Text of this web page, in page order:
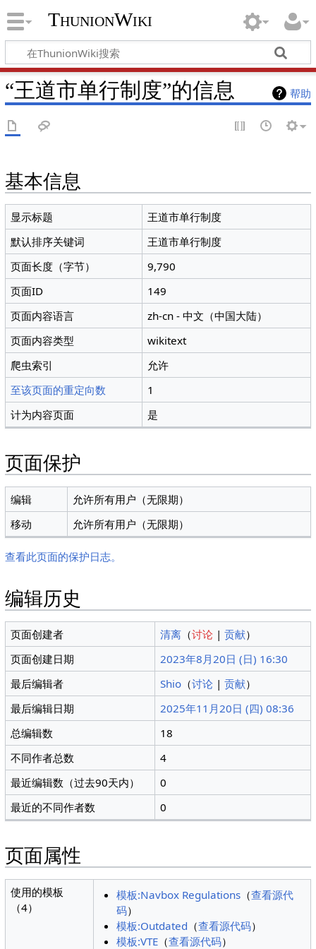
ThunionWiki
帮助
“王道市单行制度”的信息
基本信息
显示标题
王道市单行制度
默认排序关键词
王道市单行制度
页面长度（字节）
9,790
页面ID
149
页面内容语言
zh-cn - 中文（中国大陆）
页面内容类型
wikitext
爬虫索引
允许
至该页面的重定向数
1
计为内容页面
是
页面保护
编辑
允许所有用户（无限期）
移动
允许所有用户（无限期）
查看此页面的保护日志。
编辑历史
页面创建者 清离 （讨论 |贡献）
页面创建日期
2023年8月20日 (日) 16:30
最后编辑者
Shio （讨论 |贡献）
最后编辑日期
2025年11月20日 (四) 08:36
总编辑数
18
不同作者总数
4
最近编辑数（过去90天内）
0
最近的不同作者数
0
页面属性
使用的模板
（4）
模板:Navbox Regulations（查看源代
码）
模板:Outdated （查看源代码）
模板:VTE（查看源代码）